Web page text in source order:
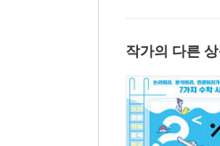
작가의 다른